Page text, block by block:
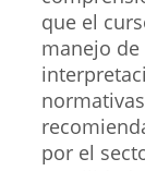
que el
manejo de
por el